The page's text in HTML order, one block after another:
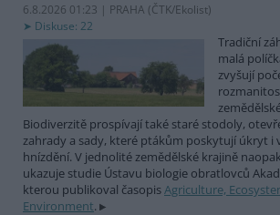
6.8.2026 01:23 | PRAHA (ČTK/Ekolist)
Diskuse: 22
Tradiční
malá
zvyšují
Biodiverzitě prospívají také staré stodoly,
zahrady a sady, které ptákům poskytují úkryt i
hnízdění. V jednolité zemědělské krajině
ukazuje studie Ústavu biologie obratlovců
kterou publikoval časopisAgriculture,
Environment.